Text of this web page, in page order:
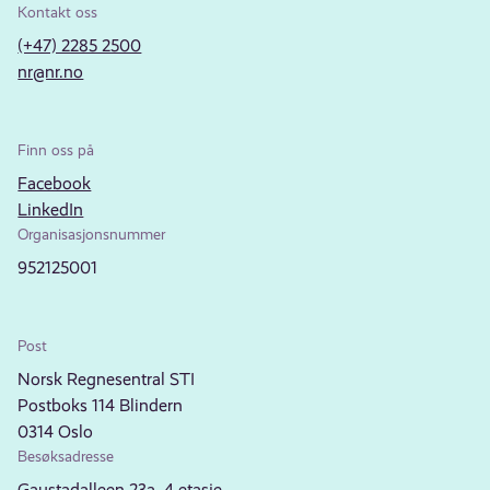
Kontakt oss
(+47) 2285 2500
nr@nr.no
Finn oss på
Facebook
LinkedIn
Organisasjonsnummer
952125001
Post
Norsk Regnesentral STI
Postboks 114 Blindern
0314 Oslo
Besøksadresse